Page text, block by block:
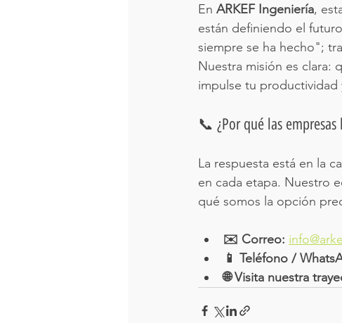
En ARKEF Ingeniería,
están definiendo el
siempre se ha hecho";
Nuestra misión es clara:
impulse tu productividad
📞 ¿Por qué las empresas
La respuesta está en la
en cada etapa. Nuestro
qué somos la opción
✉️ Correo:
📱 Teléfono /
🌐 Visita nuestra